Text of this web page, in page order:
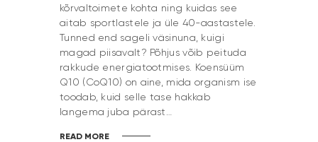
kõrvaltoimete kohta ning kuidas see
aitab sportlastele ja üle 40-aastastele.
Tunned end sageli väsinuna, kuigi
magad piisavalt? Põhjus võib peituda
rakkude energiatootmises. Koensüüm
Q10 (CoQ10) on aine, mida organism ise
toodab, kuid selle tase hakkab
langema juba pärast…
READ MORE